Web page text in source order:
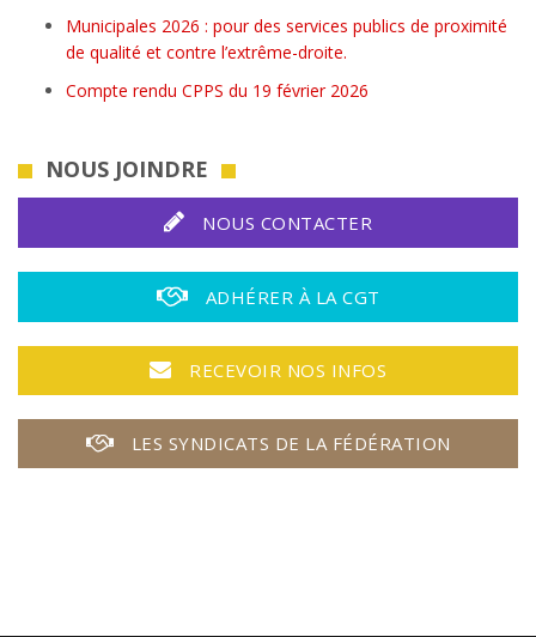
Municipales 2026 : pour des services publics de proximité
de qualité et contre l’extrême-droite.
Compte rendu CPPS du 19 février 2026
NOUS JOINDRE
NOUS CONTACTER
ADHÉRER À LA CGT
RECEVOIR NOS INFOS
LES SYNDICATS DE LA FÉDÉRATION